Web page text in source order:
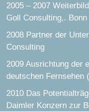
2005 – 2007
Goll Consulting,. Bonn
2008 Partner der
Consulting
2009 Ausrichtung der
deutschen Fernsehen
2010 Das
Daimler Konzern zur